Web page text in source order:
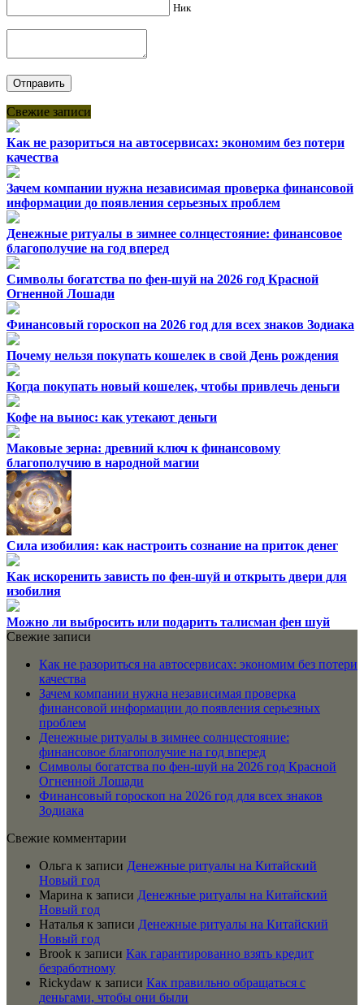
Ник
Свежие записи
Как не разориться на автосервисах: экономим без потери
качества
Зачем компании нужна независимая проверка финансовой
информации до появления серьезных проблем
Денежные ритуалы в зимнее солнцестояние: финансовое
благополучие на год вперед
Символы богатства по фен-шуй на 2026 год Красной
Огненной Лошади
Финансовый гороскоп на 2026 год для всех знаков Зодиака
Почему нельзя покупать кошелек в свой День рождения
Когда покупать новый кошелек, чтобы привлечь деньги
Кофе на вынос: как утекают деньги
Маковые зерна: древний ключ к финансовому
благополучию в народной магии
Сила изобилия: как настроить сознание на приток денег
Как искоренить зависть по фен-шуй и открыть двери для
изобилия
Можно ли выбросить или подарить талисман фен шуй
Свежие записи
Как не разориться на автосервисах: экономим без потери
качества
Зачем компании нужна независимая проверка
финансовой информации до появления серьезных
проблем
Денежные ритуалы в зимнее солнцестояние:
финансовое благополучие на год вперед
Символы богатства по фен-шуй на 2026 год Красной
Огненной Лошади
Финансовый гороскоп на 2026 год для всех знаков
Зодиака
Свежие комментарии
Ольга к записи Денежные ритуалы на Китайский
Новый год
Марина к записи Денежные ритуалы на Китайский
Новый год
Наталья к записи Денежные ритуалы на Китайский
Новый год
Brook к записи Как гарантированно взять кредит
безработному
Rickydaw к записи Как правильно обращаться с
деньгами, чтобы они были